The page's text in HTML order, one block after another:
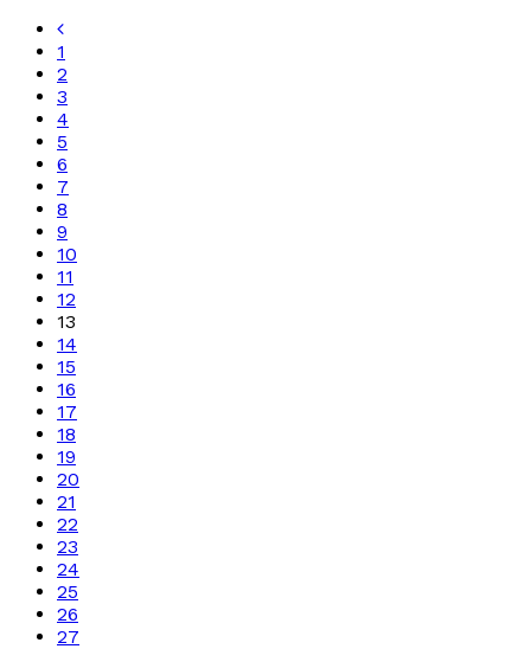
1
2
3
4
5
6
7
8
9
10
11
12
13
14
15
16
17
18
19
20
21
22
23
24
25
26
27